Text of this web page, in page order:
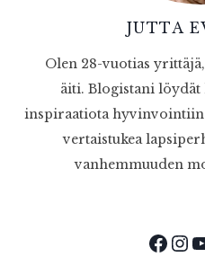
JUTTA
Olen 28-vuotias
äiti. Blogistani
inspiraatiota hyvinvointiin
vertaistukea
vanhemmuuden